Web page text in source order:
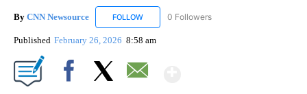
By CNN Newsource FOLLOW FOLLOW "CNN NEWSOURCE" TO RECEIVE
0 Followers
Published February 26, 2026 8:58 am